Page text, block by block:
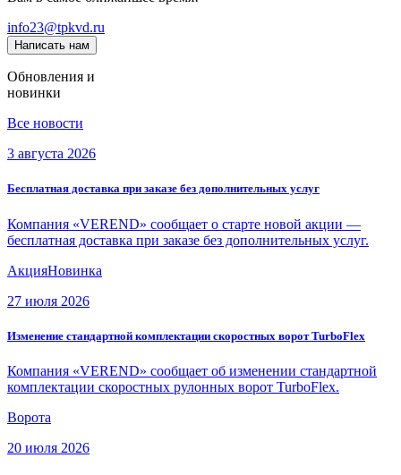
info23@tpkvd.ru
Написать нам
Обновления и
новинки
Все новости
3 августа 2026
Бесплатная доставка при заказе без дополнительных услуг
Компания «VEREND» сообщает о старте новой акции —
бесплатная доставка при заказе без дополнительных услуг.
АкцияНовинка
27 июля 2026
Изменение стандартной комплектации скоростных ворот TurboFlex
Компания «VEREND» сообщает об изменении стандартной
комплектации скоростных рулонных ворот TurboFlex.
Ворота
20 июля 2026